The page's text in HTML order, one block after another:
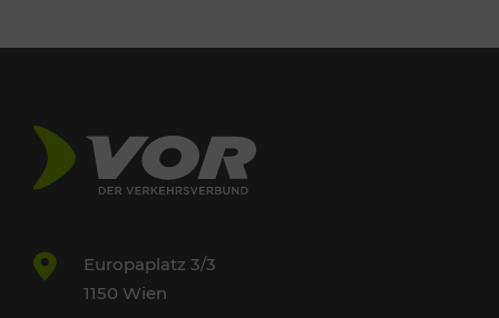
Europaplatz 3/3
1150 Wien